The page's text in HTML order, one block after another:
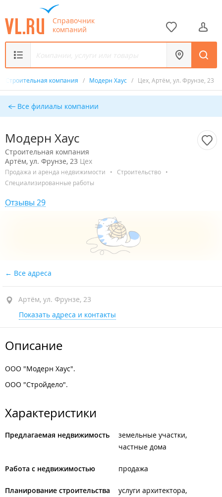
Справочник
компаний
Строительная компания / Модерн Хаус / Цех, Артём, ул. Фрунзе, 23
Все филиалы компании
Модерн Хаус
Строительная компания
Артём, ул. Фрунзе, 23 Цех
Продажа и аренда недвижимости • Строительство
•
Специализированные работы
Отзывы 29
Все адреса
Артём, ул. Фрунзе, 23
Показать адреса и контакты
Описание
ООО "Модерн Хаус".
ООО "Стройдело".
Характеристики
Предлагаемая недвижимость
земельные участки
частные дома
Работа с недвижимостью продажа
Планирование строительства
услуги архитектора